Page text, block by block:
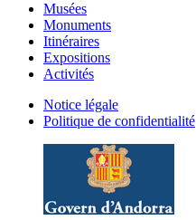
Musées
Monuments
Itinéraires
Expositions
Activités
Notice légale
Politique de confidentialité